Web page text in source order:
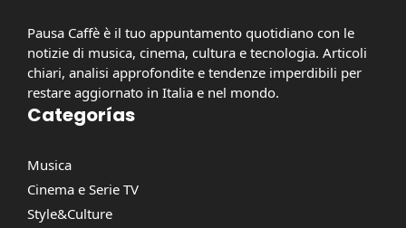
Pausa Caffè è il tuo appuntamento quotidiano con le
notizie di musica, cinema, cultura e tecnologia. Articoli
chiari, analisi approfondite e tendenze imperdibili per
restare aggiornato in Italia e nel mondo.
Categorías
Musica
Cinema e Serie TV
Style&Culture